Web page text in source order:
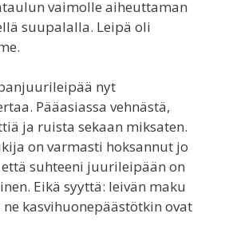
vaimolle aiheuttaman
suupalalla. Leipä oli
nyt
Pääasiassa vehnästä,
ja ruista sekaan miksaten.
on varmasti hoksannut jo
suhteeni juurileipään on
Eikä syyttä: leivän maku
ne kasvihuonepäästötkin ovat